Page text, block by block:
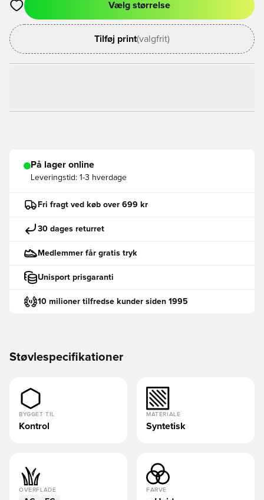
Åbner en Modal til at logge ind eller tilmelde dig som medlem
Vælg størrelse
Tilføj print(valgfrit)
På lager online
Leveringstid: 1-3 hverdage
Fri fragt ved køb over 699 kr
30 dages returret
Medlemmer får gratis tryk
Unisport prisgaranti
10 milioner tilfredse kunder siden 1995
Støvlespecifikationer
BYGGET TIL
Kontrol
MATERIALE
Syntetisk
OVERFLADE FARVE